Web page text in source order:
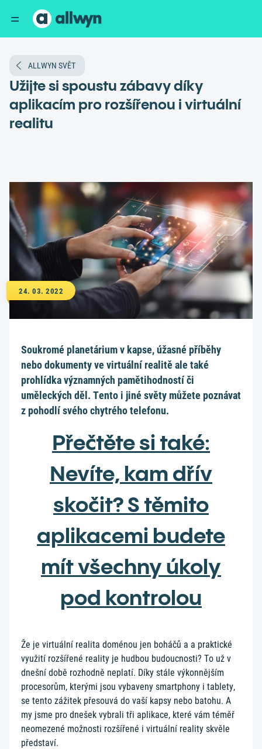
ALLWYN SVĚT
Užijte si spoustu zábavy díky
aplikacím pro rozšířenou i virtuální
realitu
24. 03. 2022
Soukromé planetárium v kapse, úžasné příběhy
nebo dokumenty ve virtuální realitě ale také
prohlídka významných pamětihodností či
uměleckých děl. Tento i jiné světy můžete poznávat
z pohodlí svého chytrého telefonu.
Přečtěte si také:
Nevíte, kam dřív
skočit? S těmito
aplikacemi budete
mít všechny úkoly
pod kontrolou
Že je virtuální realita doménou jen boháčů a a praktické
využití rozšířené reality je hudbou budoucnosti? To už v
dnešní době rozhodně neplatí. Díky stále výkonnějším
procesorům, kterými jsou vybaveny smartphony i tablety,
se tento zážitek přesouvá do vaší kapsy nebo batohu. A
my jsme pro dnešek vybrali tři aplikace, které vám téměř
neomezené možnosti rozšířené i virtuální reality skvěle
představí.